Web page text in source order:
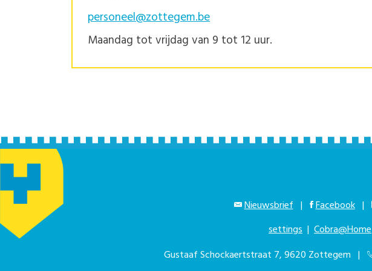
personeel@zottegem.be
Maandag tot vrijdag van 9 tot 12 uur.
Nieuwsbrief | Facebook |
settings | Cobra@Home
Gustaaf Schockaertstraat 7, 9620 Zottegem |